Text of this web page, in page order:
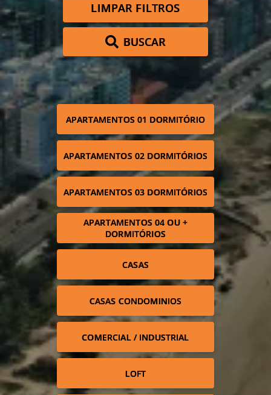
LIMPAR FILTROS
BUSCAR
APARTAMENTOS 01 DORMITÓRIO
APARTAMENTOS 02 DORMITÓRIOS
APARTAMENTOS 03 DORMITÓRIOS
APARTAMENTOS 04 OU +
DORMITÓRIOS
CASAS
CASAS CONDOMINIOS
COMERCIAL / INDUSTRIAL
LOFT